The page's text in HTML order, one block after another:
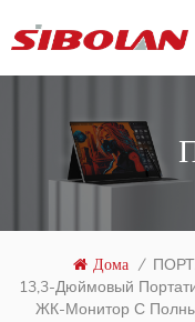
Дома /
13,3-Дюймовый
ЖК-Монитор С